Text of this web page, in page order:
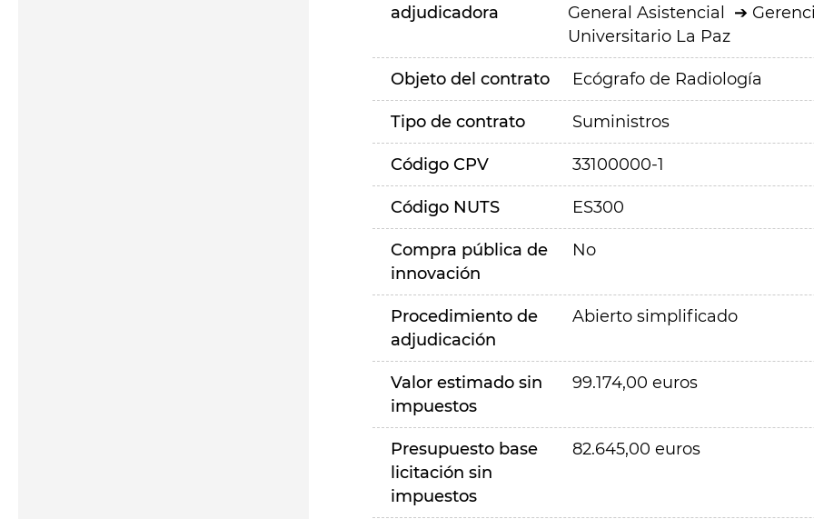
adjudicadora
General Asistencial
Universitario La Paz
Objeto del contrato Ecógrafo de Radiología
Tipo de contrato Suministros
Código CPV 33100000-1
Código NUTS ES300
Compra pública de
innovación
No
Procedimiento de
adjudicación
Abierto simplificado
Valor estimado sin
impuestos
99.174,00 euros
Presupuesto base
licitación sin
impuestos
82.645,00 euros